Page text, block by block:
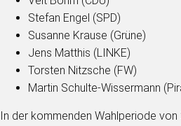
Stefan Engel (SPD)
Susanne Krause (Grüne)
Jens Matthis (LINKE)
Torsten Nitzsche (FW)
Martin Schulte-Wissermann
In der kommenden Wahlperiode